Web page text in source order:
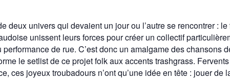
deux univers qui devaient un jour ou l’autre se rencontrer :
unissent leurs forces pour créer un collectif
de rue. C’est donc un amalgame des chansons
le setlist de ce projet folk aux accents trashgrass.
ces joyeux troubadours n’ont qu’une idée en tête : jouer de